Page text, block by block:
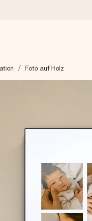
vor und schicken es
bewerten uns mit 4,8
Foto auf Holz